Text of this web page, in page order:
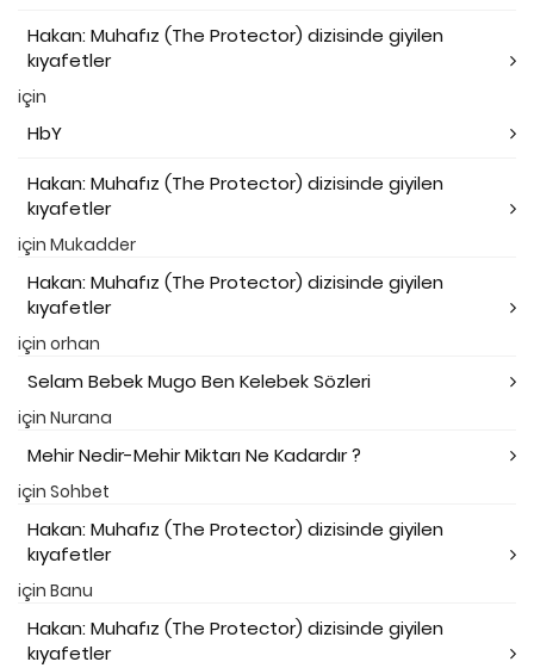
Hakan: Muhafız (The Protector) dizisinde giyilen
kıyafetler
için
HbY
Hakan: Muhafız (The Protector) dizisinde giyilen
kıyafetler
için Mukadder
Hakan: Muhafız (The Protector) dizisinde giyilen
kıyafetler
için orhan
Selam Bebek Mugo Ben Kelebek Sözleri
için Nurana
Mehir Nedir-Mehir Miktarı Ne Kadardır ?
için Sohbet
Hakan: Muhafız (The Protector) dizisinde giyilen
kıyafetler
için Banu
Hakan: Muhafız (The Protector) dizisinde giyilen
kıyafetler